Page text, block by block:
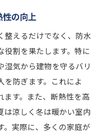
び方
持ちする外壁を実現
強化する方法
られる安心感
な住まいの実現
外構の組み合わせ
りのアイデア
性の向上
整えるだけでなく、防水
役割を果たします。特に
湿気から建物を守るバリ
を防ぎます。これによ
ます。また、断熱性を高
は涼しく冬は暖かい室内
。実際に、多くの家庭が